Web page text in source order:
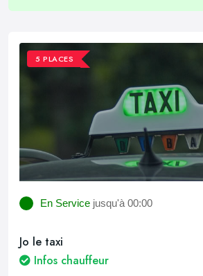
5 PLACES
En Service jusqu'à 00:00
Jo le taxi
Infos chauffeur